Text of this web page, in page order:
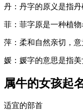
丹：丹字的原义是指
菲：菲字原是一种植
萍：柔和自然亲切，意
媛：媛字的意思是指
属牛的女孩起
适宜的部首